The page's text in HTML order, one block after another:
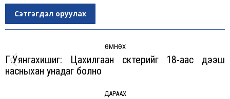
Сэтгэгдэл оруулах
ӨМНӨХ
Previous
Г.Уянгахишиг: Цахилгаан скүүтерийг 18-аас дээш
насныхан унадаг болно
ДАРААХ